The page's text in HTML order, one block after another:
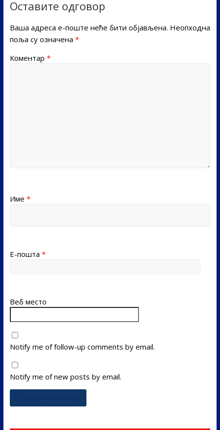
Оставите одговор
Ваша адреса е-поште неће бити објављена. Неопходна
поља су означена *
Коментар *
Име *
Е-пошта *
Веб место
Notify me of follow-up comments by email.
Notify me of new posts by email.